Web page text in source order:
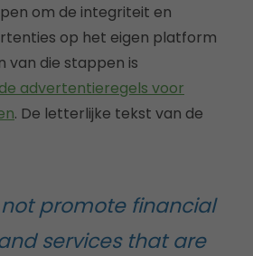
om de integriteit en
op het eigen platform
van die stappen is
advertentieregels voor
. De letterlijke tekst van de
promote financial
services that are